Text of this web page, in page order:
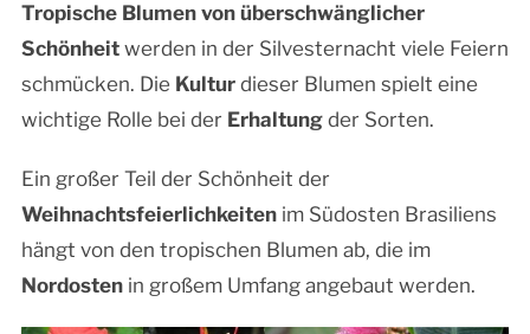
Tropische Blumen von überschwänglicher
Schönheitwerden in der Silvesternacht viele Feiern
schmücken. Die Kulturdieser Blumen spielt eine
wichtige Rolle bei der Erhaltungder Sorten.
Ein großer Teil der Schönheit der
Weihnachtsfeierlichkeitenim Südosten Brasiliens
hängt von den tropischen Blumen ab, die im
Nordostenin großem Umfang angebaut werden.